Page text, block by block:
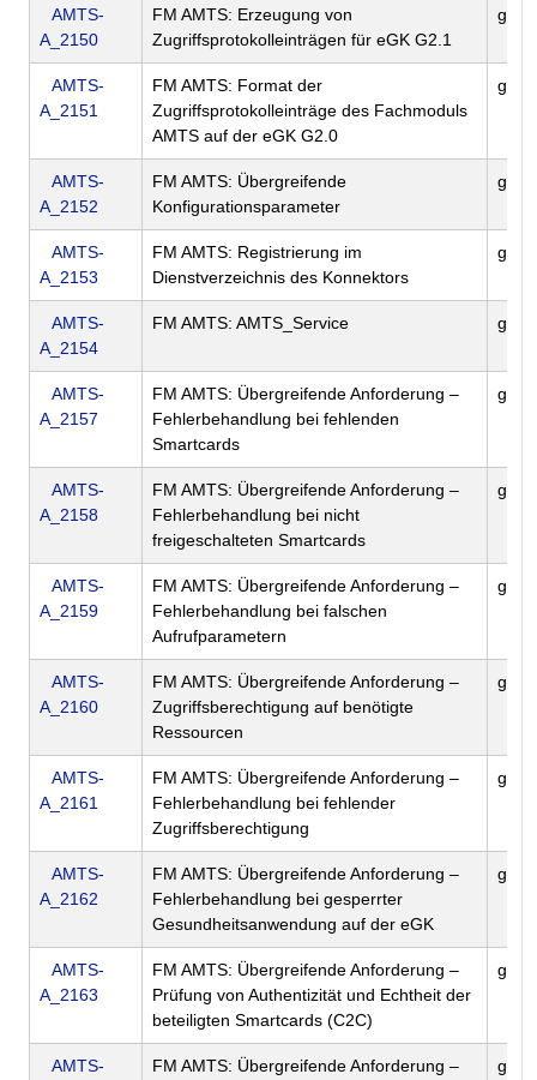
AMTS-
A_2150
FM AMTS: Erzeugung von
Zugriffsprotokolleinträgen für eGK G2.1
AMTS-
A_2151
FM AMTS: Format der
Zugriffsprotokolleinträge des Fachmoduls
AMTS auf der eGK G2.0
AMTS-
A_2152
FM AMTS: Übergreifende
Konfigurationsparameter
AMTS-
A_2153
FM AMTS: Registrierung im
Dienstverzeichnis des Konnektors
AMTS-
A_2154
FM AMTS: AMTS_Service
AMTS-
A_2157
FM AMTS: Übergreifende Anforderung –
Fehlerbehandlung bei fehlenden
Smartcards
AMTS-
A_2158
FM AMTS: Übergreifende Anforderung –
Fehlerbehandlung bei nicht
freigeschalteten Smartcards
AMTS-
A_2159
FM AMTS: Übergreifende Anforderung –
Fehlerbehandlung bei falschen
Aufrufparametern
AMTS-
A_2160
FM AMTS: Übergreifende Anforderung –
Zugriffsberechtigung auf benötigte
Ressourcen
AMTS-
A_2161
FM AMTS: Übergreifende Anforderung –
Fehlerbehandlung bei fehlender
Zugriffsberechtigung
AMTS-
A_2162
FM AMTS: Übergreifende Anforderung –
Fehlerbehandlung bei gesperrter
Gesundheitsanwendung auf der eGK
AMTS-
A_2163
FM AMTS: Übergreifende Anforderung –
Prüfung von Authentizität und Echtheit der
beteiligten Smartcards (C2C)
AMTS-
FM AMTS: Übergreifende Anforderung –